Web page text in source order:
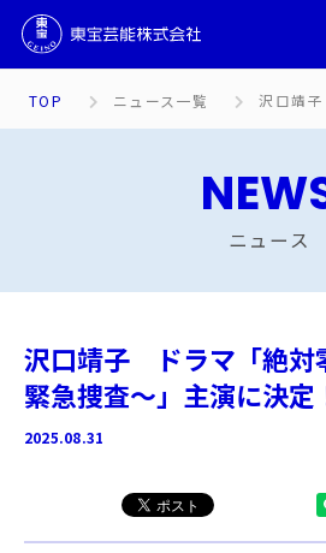
TOP ニュース一覧
ニュース
沢口靖子 ドラマ「絶対
緊急捜査～」主演に決定
2025.08.31